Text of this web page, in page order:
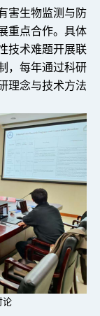
害生物监测与防
重点合作。具体
技术难题开展联
，每年通过科研
理念与技术方法
论